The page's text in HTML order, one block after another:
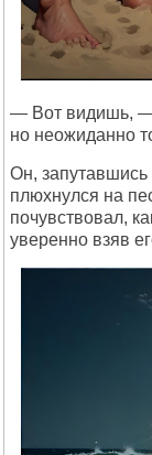
— Вот видишь, —
но неожиданно
Он, запутавшись
плюхнулся на
почувствовал,
уверенно взяв